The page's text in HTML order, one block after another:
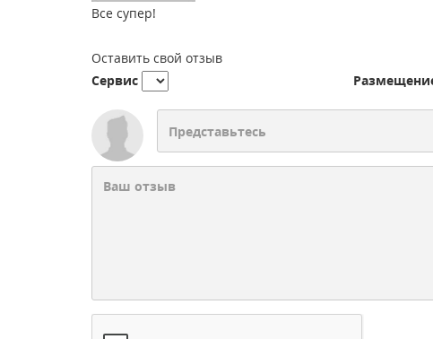
Все супер!
Оставить свой отзыв
Сервис